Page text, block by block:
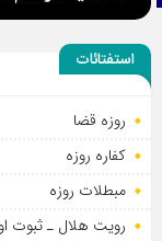
اطلاعیه مراسم
استفتائات
روزه قضا
کفاره روزه
مبطلات روزه
رویت هلال ـ ثبوت